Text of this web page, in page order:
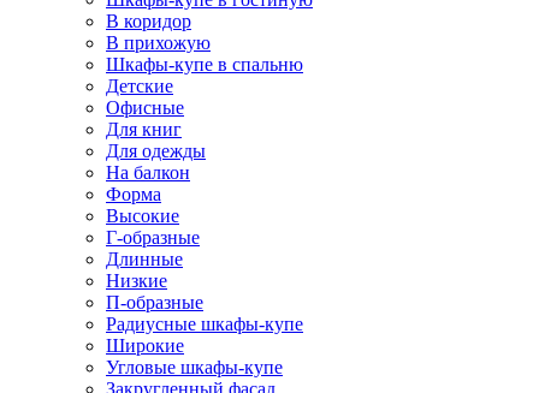
В коридор
В прихожую
Шкафы-купе в спальню
Детские
Офисные
Для книг
Для одежды
На балкон
Форма
Высокие
Г-образные
Длинные
Низкие
П-образные
Радиусные шкафы-купе
Широкие
Угловые шкафы-купе
Закругленный фасад